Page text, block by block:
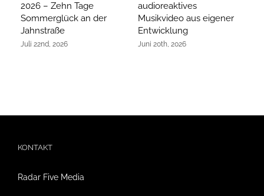
2026 – Zehn Tage
Sommerglück an der
Jahnstraße
Juli 22nd, 2026
audioreaktives
Musikvideo aus eigener
Entwicklung
Juni 20th, 2026
KONTAKT
Radar Five Media